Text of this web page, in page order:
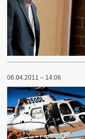
06.04.2011 – 14:06